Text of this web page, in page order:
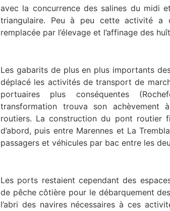
avec la concurrence des salines du midi
triangulaire. Peu à peu cette activité a
remplacée par l’élevage et l’affinage des
Les gabarits de plus en plus importants
déplacé les activités de transport de
portuaires plus conséquentes
transformation trouva son achèvement
routiers. La construction du pont routier
d’abord, puis entre Marennes et La
passagers et véhicules par bac entre les
Les ports restaient cependant des
de pêche côtière pour le débarquement
l’abri des navires nécessaires à ces